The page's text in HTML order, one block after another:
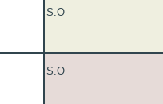
S.O
S.O